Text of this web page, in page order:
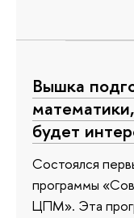
Вышка
будет
Состоялся
программы
ЦПМ». Эта